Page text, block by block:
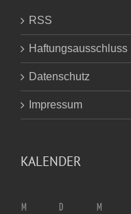
RSS
Haftungsausschluss
Datenschutz
Impressum
KALENDER
M D M